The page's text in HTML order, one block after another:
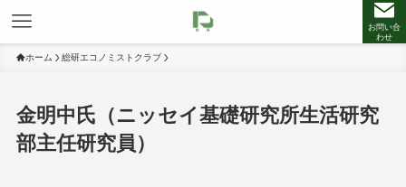
お問い合
わせ
ホーム 総研エコノミストクラブ
金明中氏（ニッセイ基礎研究所生活研究
部主任研究員）